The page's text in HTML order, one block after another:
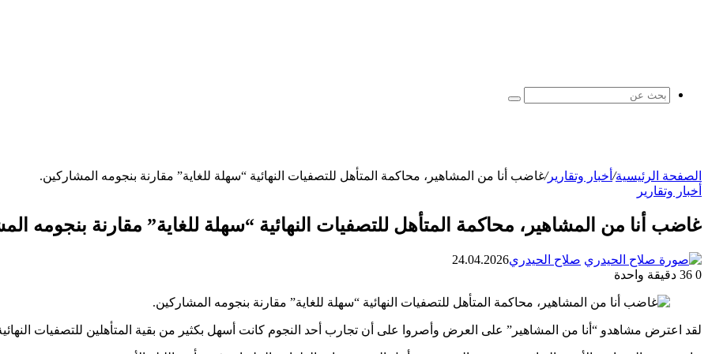
بحث
الصفحة الرئيسية/ أخبار وتقارير/غاضب أنا من المشاهير، محاكمة المتأهل للتصفيات النهائية “سهلة للغاية” مقارنة بنجومه المشاركين.
أخبار وتقارير
غاضب أنا من المشاهير، محاكمة المتأهل للتصفيات النهائية “سهلة للغاية” مقارنة بنجومه
صلاح الحيدري24.04.2026
0
دقيقة واحدة
لقد اعترض مشاهدو “أنا من المشاهير” على العرض وأصروا على أن تجارب أحد النجوم كانت أسهل بكثير من بقية المتأهلين للتصفيات